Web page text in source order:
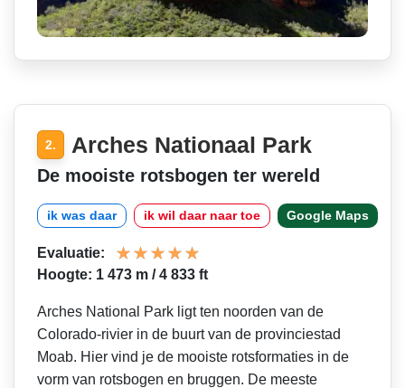
2. Arches Nationaal Park
De mooiste rotsbogen ter wereld
ik was daar ik wil daar naar toe Google Maps
Evaluatie:
Hoogte: 1 473 m / 4 833 ft
Arches National Park ligt ten noorden van de
Colorado-rivier in de buurt van de provinciestad
Moab. Hier vind je de mooiste rotsformaties in de
vorm van rotsbogen en bruggen. De meeste